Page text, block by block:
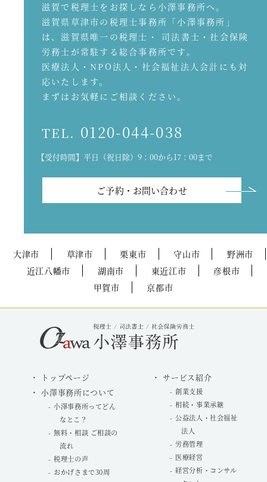
滋賀で税理士をお探しなら小澤事務所へ。
滋賀県草津市の税理士事務所「小澤事務所」
は、滋賀県唯一の税理士・ 司法書士・社会保険
労務士が常駐する総合事務所です。
医療法人・NPO法人・社会福祉法人会計にも対
応いたします。
まずはお気軽にご相談ください。
TEL. 0120-044-038
【受付時間】平日（祝日除）9：00から17：00まで
ご予約・お問い合わせ
大津市 草津市 栗東市 守山市
野洲市
近江八幡市
湖南市 東近江市
彦根市
甲賀市
京都市
トップページ
小澤事務所について
小澤事務所ってどん
なとこ？
無料・相談 ご相談の
流れ
税理士の声
おかげさまで30周
サービス紹介
創業支援
相続・事業承継
公益法人・社会福祉
法人
労務管理
医療経営
経営分析・コンサル